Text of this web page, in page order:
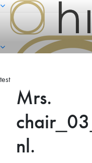
Naar
inhoud
springen
test
Mrs.
nl.